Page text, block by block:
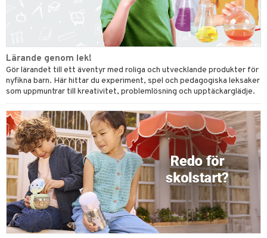
Lärande genom lek!
Gör lärandet till ett äventyr med roliga och utvecklande produkter för
nyfikna barn. Här hittar du experiment, spel och pedagogiska leksaker
som uppmuntrar till kreativitet, problemlösning och upptäckarglädje.